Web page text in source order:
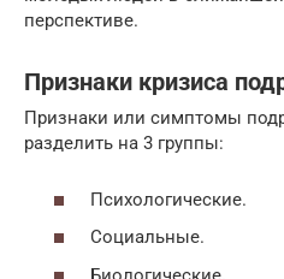
перспективе.
Признаки кризиса
Признаки или симптомы
разделить на 3 группы:
Психологические.
Социальные.